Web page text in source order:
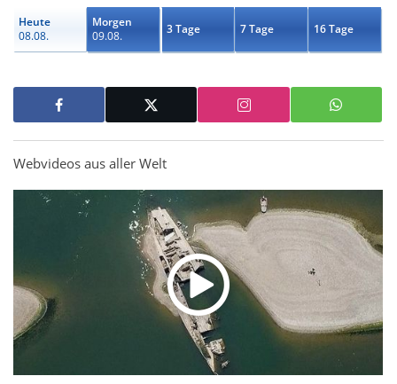
Heute
08.08.
Morgen
09.08.
3 Tage 7 Tage 16 Tage
Webvideos aus aller Welt